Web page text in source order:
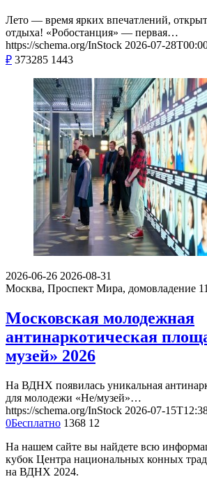
Лето — время ярких впечатлений,
отдыха! «Робостанция» — первая…
https://schema.org/InStock 2026-07-
₽ 373285 1443
2026-06-26 2026-08-31
Москва, Проспект Мира, домовладение
Московская молодежная
антинаркотическая
музей» 2026
На ВДНХ появилась уникальная
для молодежи «Не/музей»…
https://schema.org/InStock 2026-07-
0Бесплатно 1368 12
На нашем сайте вы найдете всю
кубок Центра национальных конных
на ВДНХ 2024.